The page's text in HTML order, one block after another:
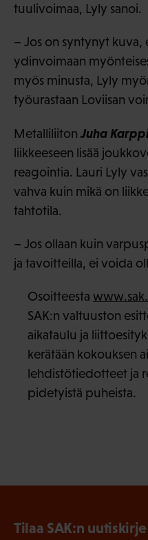
tuulivoimaa, Lyly sanoi.
– Jos on syntynyt kuva,
ydinvoimaan
myös minusta, Lyly
työurastaan Loviisan
Metalliliiton Juha
liikkeeseen lisää
reagointia. Lauri Lyly
vahva kuin mikä on
tahtotila.
– Jos ollaan kuin
ja tavoitteilla, ei voida
Osoitteesta
SAK:n valtuuston
aikataulu ja
kerätään kokouksen
lehdistötiedotteet ja
pidetyistä puheista.
Tilaa SAK:n